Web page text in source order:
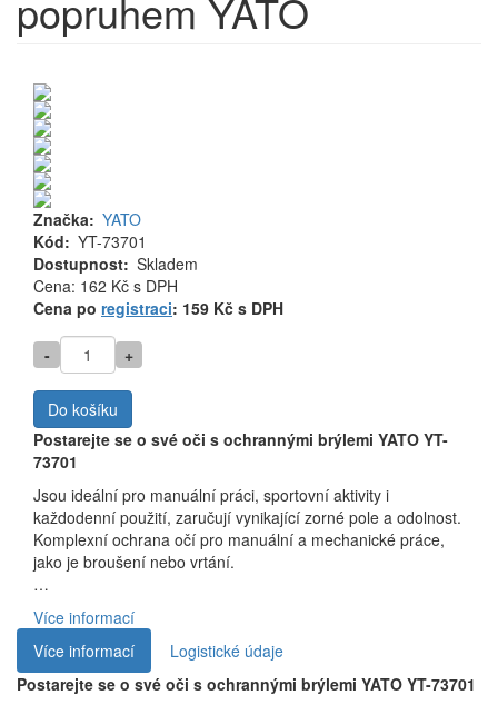
popruhem YATO
Značka YATO
Kód
YT-73701
Dostupnost Skladem
Cena
MJ
Cena: 162 Kč s DPH
Cena po registraci: 159 Kč s DPH
- +
Do košíku
Postarejte se o své oči s ochrannými brýlemi YATO YT-
73701
Jsou ideální pro manuální práci, sportovní aktivity i
každodenní použití, zaručují vynikající zorné pole a odolnost.
Komplexní ochrana očí pro manuální a mechanické práce,
jako je broušení nebo vrtání.
…
Více informací
Více informací
Logistické údaje
Postarejte se o své oči s ochrannými brýlemi YATO YT-73701